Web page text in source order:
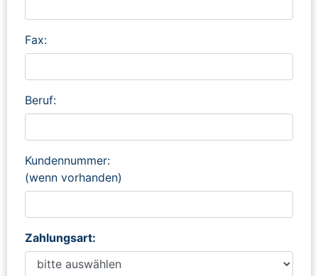
Fax:
Beruf:
Kundennummer:
(wenn vorhanden)
Zahlungsart: